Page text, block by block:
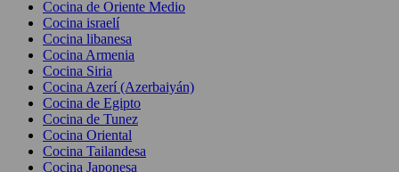
Cocina de Oriente Medio
Cocina israelí
Cocina libanesa
Cocina Armenia
Cocina Siria
Cocina Azerí (Azerbaiyán)
Cocina de Egipto
Cocina de Tunez
Cocina Oriental
Cocina Tailandesa
Cocina Japonesa